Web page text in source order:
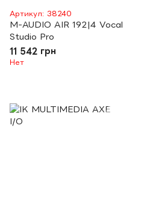
Артикул: 38240
M-AUDIO AIR 192|4 Vocal
Studio Pro
11 542 грн
Нет